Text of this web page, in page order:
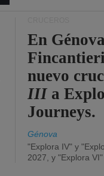
En
nuevo
III a
Journeys.
Génova
"Explora IV" y
2027, y "Explora